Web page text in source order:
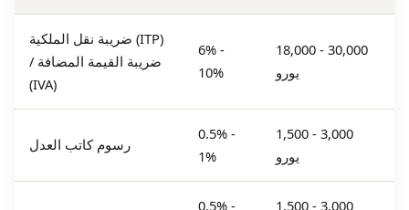
ضريبة نقل الملكية (ITP)
/ ضريبة القيمة المضافة
(IVA)
6% -
10%
18,000 - 30,000
يورو
رسوم كاتب العدل
0.5% -
1%
1,500 - 3,000
يورو
0.5% - 1,500 - 3,000